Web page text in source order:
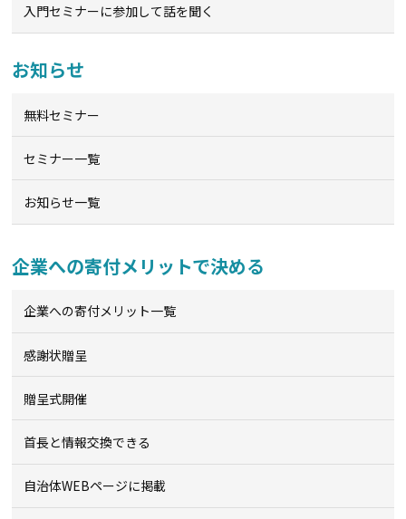
入門セミナーに参加して話を聞く
お知らせ
無料セミナー
セミナー一覧
お知らせ一覧
企業への寄付メリットで決める
企業への寄付メリット一覧
感謝状贈呈
贈呈式開催
首長と情報交換できる
自治体WEBページに掲載